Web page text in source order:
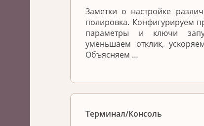
Заметки о настройке
полировка. Конфигурируем
параметры и ключи
уменьшаем отклик,
Объясняем …
Терминал/Консоль